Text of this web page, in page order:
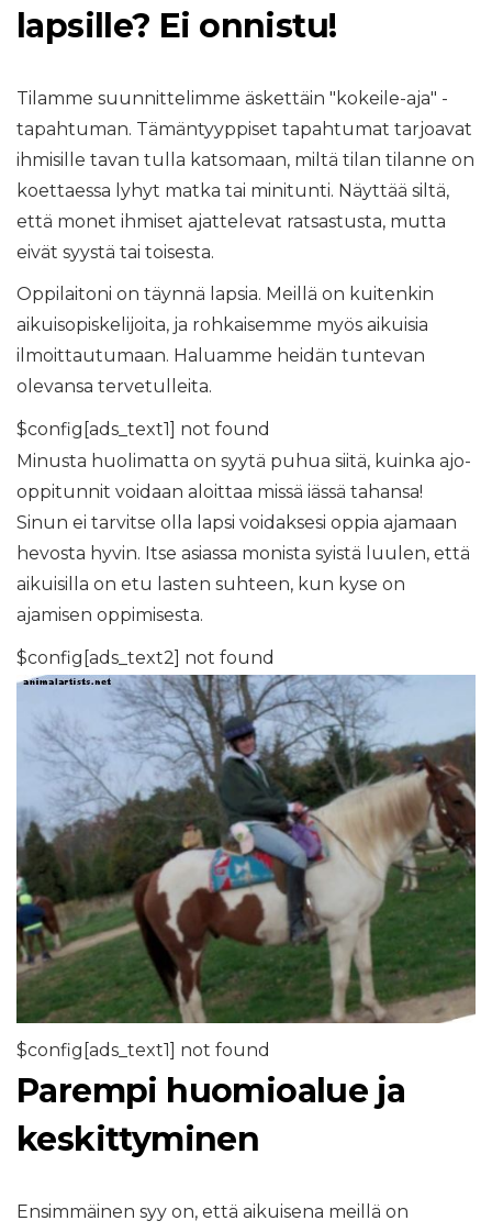
lapsille? Ei onnistu!
Tilamme suunnittelimme äskettäin "kokeile-aja" -
tapahtuman. Tämäntyyppiset tapahtumat tarjoavat
ihmisille tavan tulla katsomaan, miltä tilan tilanne on
koettaessa lyhyt matka tai minitunti. Näyttää siltä, ​​
että monet ihmiset ajattelevat ratsastusta, mutta
eivät syystä tai toisesta.
Oppilaitoni on täynnä lapsia. Meillä on kuitenkin
aikuisopiskelijoita, ja rohkaisemme myös aikuisia
ilmoittautumaan. Haluamme heidän tuntevan
olevansa tervetulleita.
$config[ads_text1] not found
Minusta huolimatta on syytä puhua siitä, kuinka ajo-
oppitunnit voidaan aloittaa missä iässä tahansa!
Sinun ei tarvitse olla lapsi voidaksesi oppia ajamaan
hevosta hyvin. Itse asiassa monista syistä luulen, että
aikuisilla on etu lasten suhteen, kun kyse on
ajamisen oppimisesta.
$config[ads_text2] not found
$config[ads_text1] not found
Parempi huomioalue ja
keskittyminen
Ensimmäinen syy on, että aikuisena meillä on